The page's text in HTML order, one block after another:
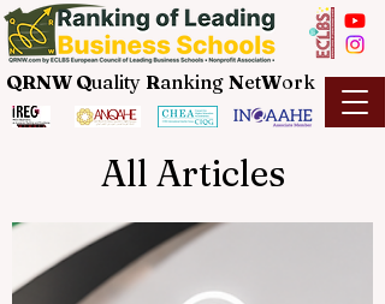
QRNW Quality Ranking NetWork
All Articles